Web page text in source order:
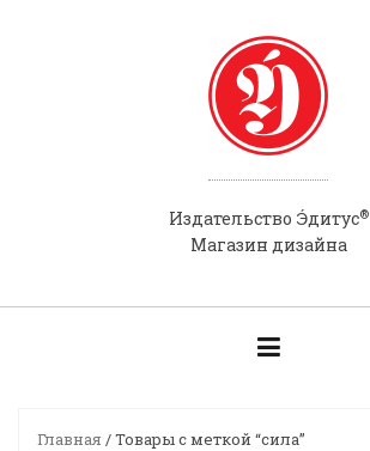
Издательство Э́дитус®
Магазин дизайна
Главная / Товары с меткой “сила”